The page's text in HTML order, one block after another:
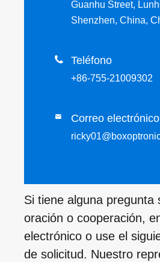
Guanhu Street,
Shenzhen, China,
 Teléfono
+86-755-21009302
 Correo electrónico
Si tiene alguna pregunta
oración o cooperación,
electrónico o use el
de solicitud. Nuestro